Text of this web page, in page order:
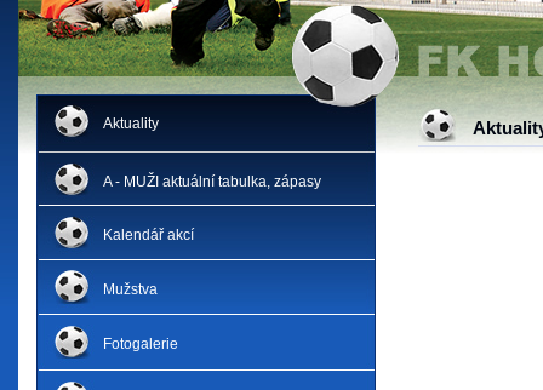
Aktuality
A - MUŽI aktuální tabulka, zápasy
Kalendář akcí
Mužstva
Fotogalerie